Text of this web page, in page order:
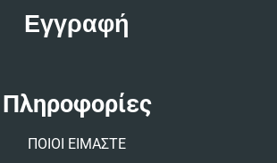
Πληροφορίες
ΠΟΙΟΙ ΕΙΜΑΣΤΕ